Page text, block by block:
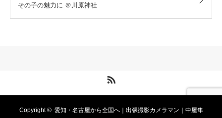
その子の魅力に ＠川原神社
Copyright © 愛知・名古屋から全国へ｜出張撮影カメラマン｜中屋隼